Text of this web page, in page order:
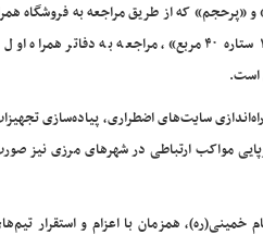
که از طریق مراجعه به فروشگاه
اول، اپلیکیشن «همراه من»، شماره‌گیری «ستاره ۱۰ ستاره ۴۰ مربع»، مراجعه به دفاتر همراه
است.
سایت‌های اضطراری، پیاده‌سازی
مواکب ارتباطی در شهرهای مرزی نیز
خمینی(ره)، همزمان با اعزام و استقرار